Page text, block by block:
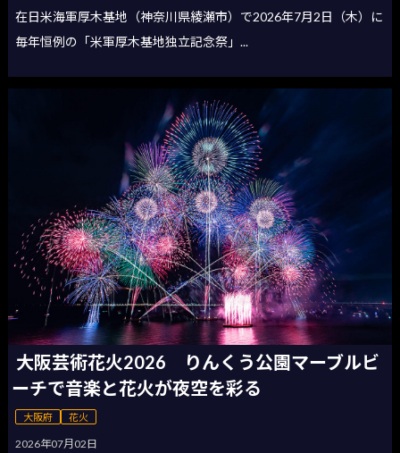
在日米海軍厚木基地（神奈川県綾瀬市）で2026年7月2日（木）に
毎年恒例の「米軍厚木基地独立記念祭」...
大阪芸術花火2026 りんくう公園マーブルビ
ーチで音楽と花火が夜空を彩る
大阪府 花火
2026年07月02日